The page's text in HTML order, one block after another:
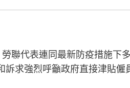
聯代表連同最新防疫措施下
求強烈呼籲政府直接津貼僱